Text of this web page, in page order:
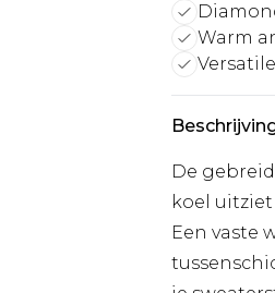
Warm
De
koel
Een vaste